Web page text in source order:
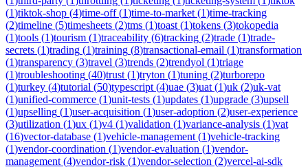
(1)tiktok-shop (4)time-off(1)time-to-market (1)time-tracking
(2)timeline (5)timesheets (2)tms (1)toast (1)tokens (3)tokopedia
(1)tools (1)tourism (1)traceability (6)tracking (2)trade (1)trade-
secrets (1)trading (1)training (8)transactional-email (1)transformation
(1)transparency (3)travel (3)trends (2)trendyol (1)triage
(1)troubleshooting (40)trust (1)tryton (1)tuning (2)turborepo
(1)turkey (4)tutorial (50)typescript (4)uae (3)uat (1)uk (2)uk-vat
(1)unified-commerce (1)unit-tests (1)updates (1)upgrade (3)upsell
(1)upselling (1)user-acquisition (1)user-adoption (2)user-experience
(3)utilization (1)ux (1)v4 (1)validation (1)variance-analysis (1)vat
(16)vector-database (1)vehicle-management (1)vehicle-tracking
(1)vendor-coordination (1)vendor-evaluation (1)vendor-
management (4)vendor-risk (1)vendor-selection (2)vercel-ai-sdk